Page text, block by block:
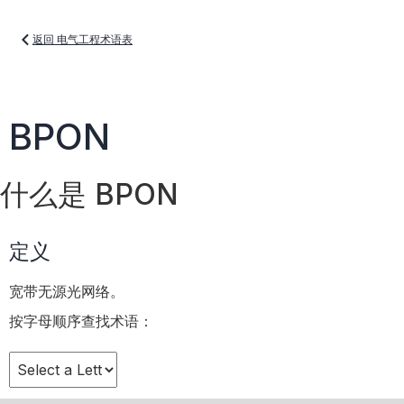
返回 电气工程术语表
BPON
什么是 BPON
定义
宽带无源光网络。
按字母顺序查找术语：